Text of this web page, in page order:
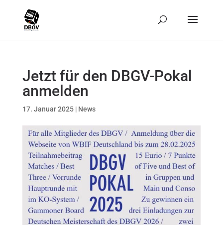
Jetzt für den DBGV-Pokal
anmelden
17. Januar 2025| News